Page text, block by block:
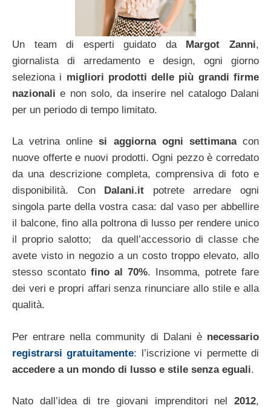
Un team di esperti guidato da Margot Zanni,
giornalista di arredamento e design, ogni giorno
seleziona i migliori prodotti delle più grandi firme
nazionali e non solo, da inserire nel catalogo Dalani
per un periodo di tempo limitato.
La vetrina onlinesi aggiorna ogni settimanacon
nuove offerte e nuovi prodotti. Ogni pezzo è corredato
da una descrizione completa, comprensiva di foto e
disponibilità. Con Dalani.it potrete arredare ogni
singola parte della vostra casa: dal vaso per abbellire
il balcone, fino alla poltrona di lusso per rendere unico
il proprio salotto; da quell’accessorio di classe che
avete visto in negozio a un costo troppo elevato, allo
stesso scontato fino al 70%. Insomma, potrete fare
dei veri e propri affari senza rinunciare allo stile e alla
qualità.
Per entrare nella community di Dalani è necessario
registrarsi gratuitamente: l’iscrizione vi permette di
accedere a un mondo di lusso e stile senza eguali.
Nato dall’idea di tre giovani imprenditori nel 2012,